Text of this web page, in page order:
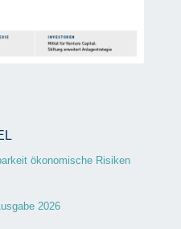
ökonomische Risiken
2026